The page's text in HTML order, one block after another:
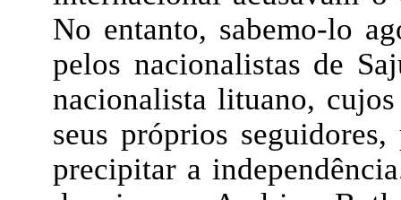
No entanto, sabemo-lo
pelos nacionalistas de
nacionalista lituano,
seus próprios
precipitar a